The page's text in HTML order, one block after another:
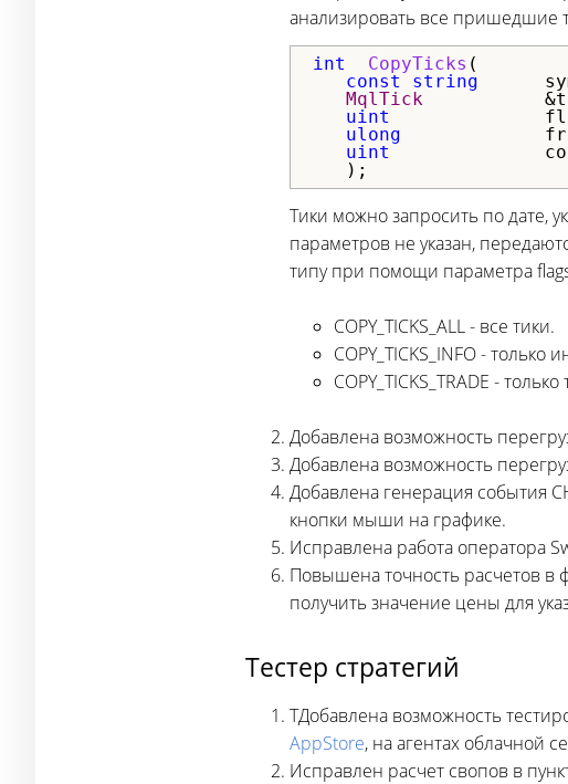
анализировать все пришедшие
int CopyTicks (
   const
string
MqlTick
uint
ulong
uint
);
Тики можно запросить по дате,
параметров не указан,
типу при помощи параметра
COPY_TICKS_ALL - все тики.
COPY_TICKS_INFO -
COPY_TICKS_TRADE -
Добавлена возможность
Добавлена возможность
Добавлена генерация события
кнопки мыши на графике.
Исправлена работа оператора
Повышена точность расчетов в
получить значение цены для
Тестер стратегий
TДобавлена возможность
AppStore, на агентах облачной
Исправлен расчет свопов в